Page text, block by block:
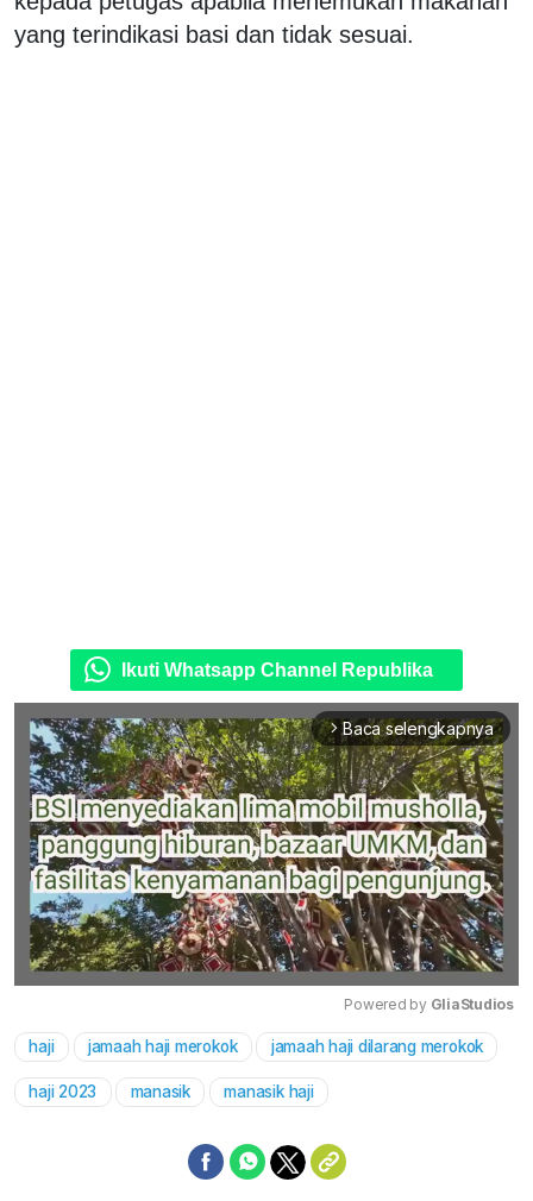
yang terindikasi basi dan tidak sesuai.
Ikuti Whatsapp Channel Republika
arrow_forward_ios Baca selengkapnya
Mute
Powered by GliaStudios
haji jamaah haji merokok jamaah haji dilarang merokok
haji 2023 manasik manasik haji